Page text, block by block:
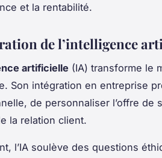
et la rentabilité.
de l’intelligence
artificielle (IA) transforme le
Son intégration en entreprise
de personnaliser l’offre de
la relation client.
l’IA soulève des questions